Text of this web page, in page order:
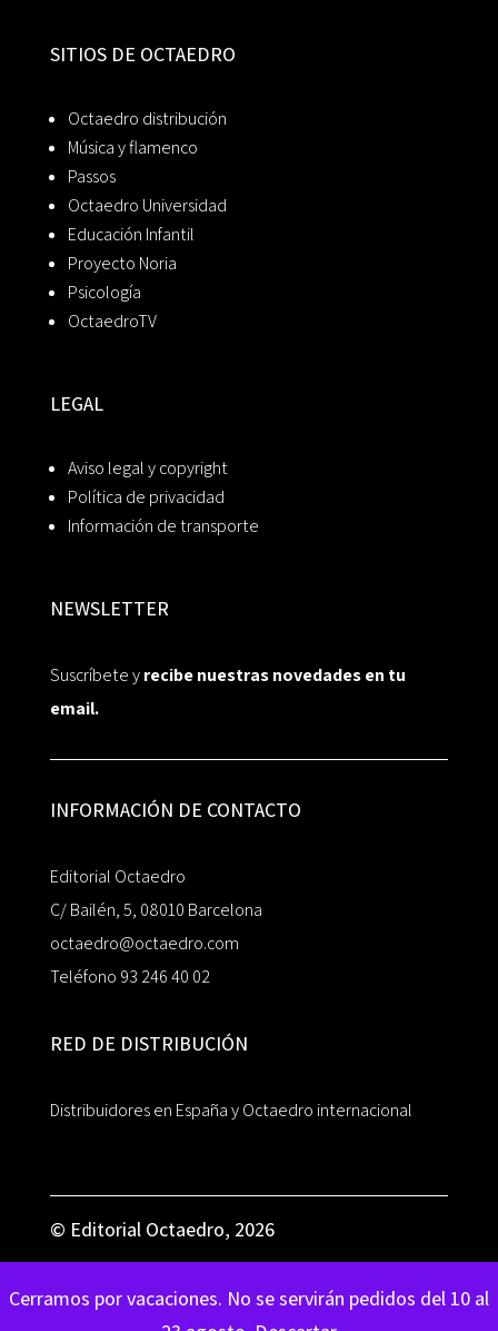
Cerramos por vacaciones. No se servirán pedidos del 10 al
SITIOS DE OCTAEDRO
Octaedro distribución
Música y flamenco
Passos
Octaedro Universidad
Educación Infantil
Proyecto Noria
Psicología
OctaedroTV
LEGAL
Aviso legal y copyright
Política de privacidad
Información de transporte
NEWSLETTER
Suscríbete yrecibe nuestras novedades en tu
email.
INFORMACIÓN DE CONTACTO
Editorial Octaedro
C/ Bailén, 5, 08010 Barcelona
octaedro@octaedro.com
Teléfono 93 246 40 02
RED DE DISTRIBUCIÓN
Distribuidores en España y Octaedro internacional
© Editorial Octaedro, 2026